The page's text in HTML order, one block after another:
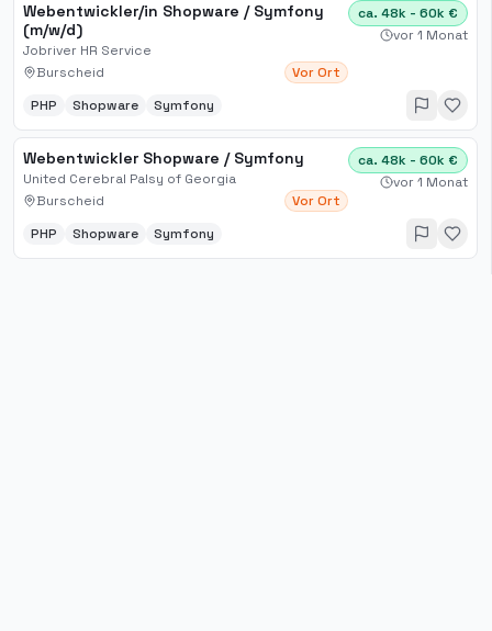
Webentwickler/in Shopware / Symfony
(m/w/d)
Jobriver HR Service
Burscheid
Vor Ort
ca. 48k - 60k €
vor 1 Monat
PHP Shopware Symfony
Webentwickler Shopware / Symfony
United Cerebral Palsy of Georgia
Burscheid
Vor Ort
ca. 48k - 60k €
vor 1 Monat
PHP Shopware Symfony